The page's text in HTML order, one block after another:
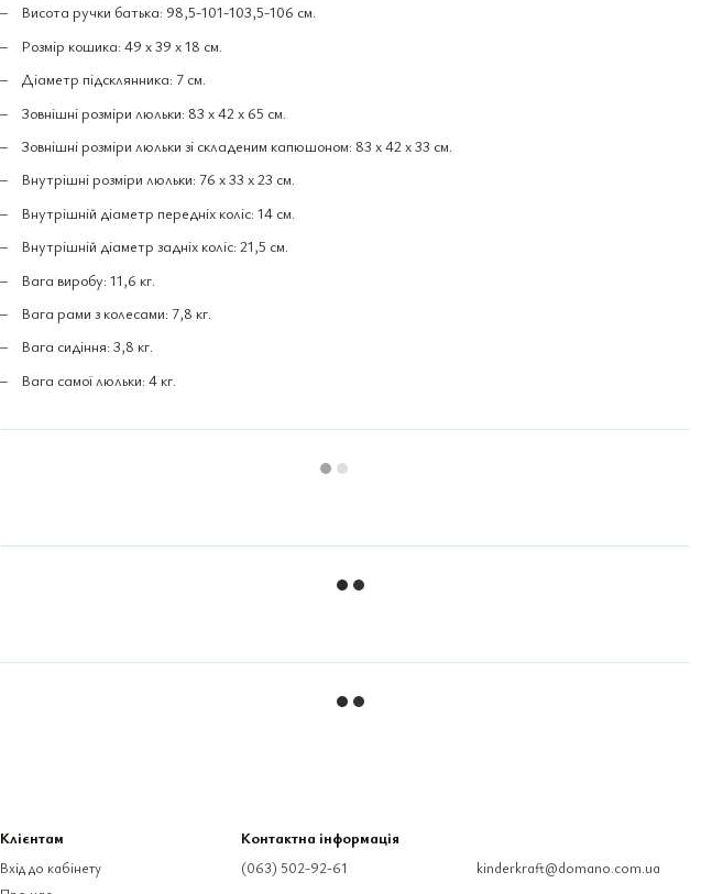
Висота ручки батька: 98,5-101-103,5-106 см.
Розмір кошика: 49 x 39 x 18 см.
Діаметр підсклянника: 7 см.
Зовнішні розміри люльки: 83 х 42 х 65 см.
Зовнішні розміри люльки зі складеним капюшоном: 83 х 42 х 33 см.
Внутрішні розміри люльки: 76 х 33 х 23 см.
Внутрішній діаметр передніх коліс: 14 см.
Внутрішній діаметр задніх коліс: 21,5 см.
Вага виробу: 11,6 кг.
Вага рами з колесами: 7,8 кг.
Вага сидіння: 3,8 кг.
Вага самої люльки: 4 кг.
Клієнтам
Вхід до кабінету
Контактна інформація
(063) 502-92-61 kinderkraft@domano.com.ua